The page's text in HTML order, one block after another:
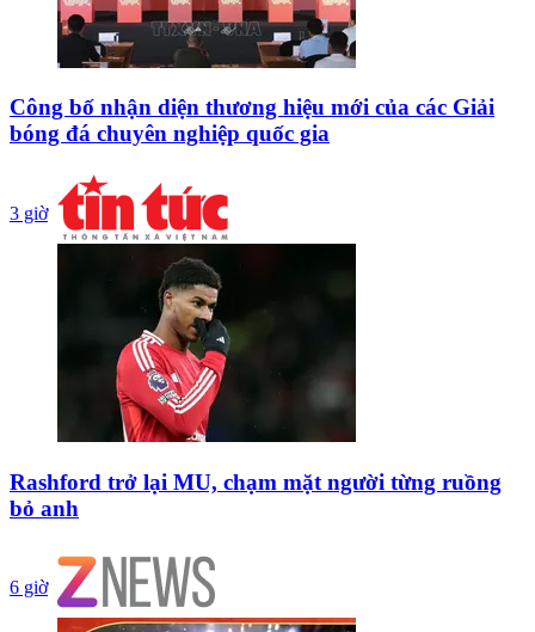
Công bố nhận diện thương hiệu mới của các Giải
bóng đá chuyên nghiệp quốc gia
3 giờ
Rashford trở lại MU, chạm mặt người từng ruồng
bỏ anh
6 giờ